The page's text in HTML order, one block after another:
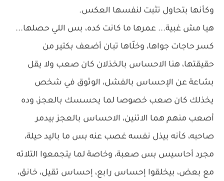
وكأنها بتحاول تثبت لنفسها العكس.
هيا مش غبية... عمرها ما كانت كده، بس اللي حصلها...
كسر حاجات جواها، وخلّاها تبان أضعف بكتير من
حقيقتها، هنا الاحساس بالخذلان كان صعب ولا يقل
بشاعة عن الإحساس بالفشل، الوثوق في شخص
يخذلك كان صعب خصوصا لما يحسسك بالعجز، وده
أصعب منهم هما الاتنين، الاحساس بالعجز بيدمر
صاحبه، كأنه بيذل نفسه غصب عنه بس ما باليد حيلة،
مجرد أحاسيس بس صعبة، وخاصة لما يتجمعوا التلاته
مع بعض، بيخلقوا إحساس رابع، إحساس تقيل، خانق،